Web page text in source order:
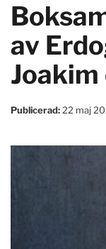
av
Joakim
Publicerad: 22 maj